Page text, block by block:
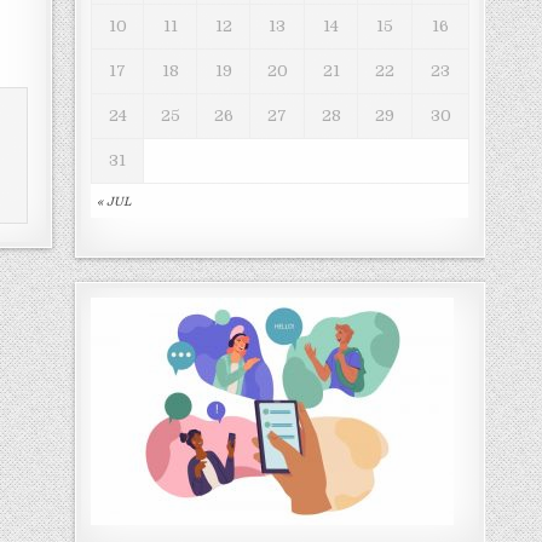
« JUL
10 11 12 13 14 15 16
17 18 19 20 21 22 23
24 25 26 27 28 29 30
31